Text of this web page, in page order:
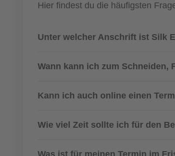
Hier findest du die häufigsten
Unter welcher Anschrift ist Silk
Wann kann ich zum Schneiden,
Kann ich auch online einen
Wie viel Zeit sollte ich für den
Was ist für meinen Termin im